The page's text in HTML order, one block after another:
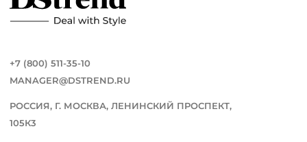
+7 (800) 511-35-10
MANAGER@DSTREND.RU
РОССИЯ, Г. МОСКВА, ЛЕНИНСКИЙ ПРОСПЕКТ,
105К3